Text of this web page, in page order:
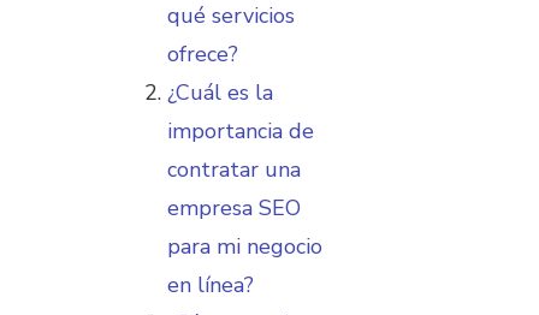
qué servicios
ofrece?
¿Cuál es la
importancia de
contratar una
empresa SEO
para mi negocio
en línea?